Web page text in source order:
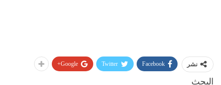
نشر Facebook
Twitter
Google+
البحث